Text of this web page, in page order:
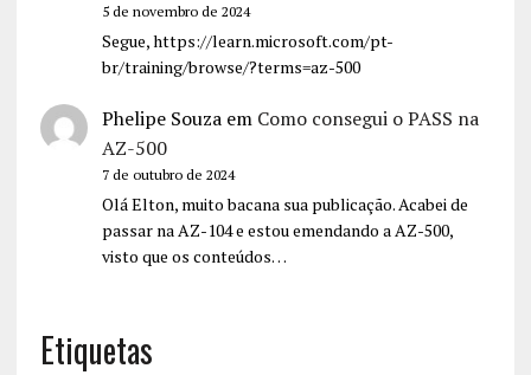
5 de novembro de 2024
Segue, https://learn.microsoft.com/pt-
br/training/browse/?terms=az-500
Phelipe Souzaem Como consegui o PASS na
AZ-500
7 de outubro de 2024
Olá Elton, muito bacana sua publicação. Acabei de
passar na AZ-104 e estou emendando a AZ-500,
visto que os conteúdos…
Etiquetas